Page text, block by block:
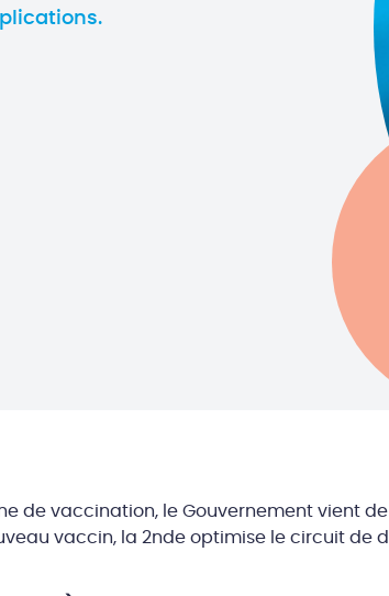
de vaccination, le Gouvernement vient de
vaccin, la 2nde optimise le circuit de